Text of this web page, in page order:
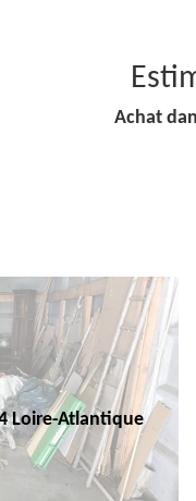
Achat
Loire-Atlantique